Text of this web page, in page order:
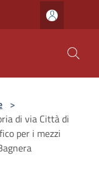
>
di via Città di
per i mezzi